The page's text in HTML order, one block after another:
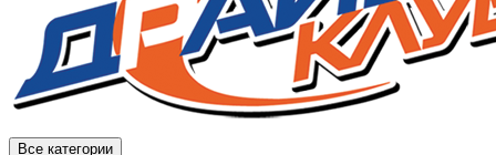
Все категории